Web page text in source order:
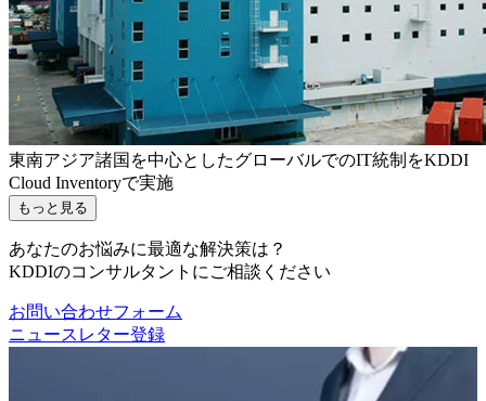
東南アジア諸国を中心としたグローバルでのIT統制をKDDI
Cloud Inventoryで実施
もっと見る
あなたのお悩みに最適な解決策は？
KDDIのコンサルタントにご相談ください
お問い合わせフォーム
ニュースレター登録